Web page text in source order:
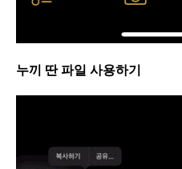
누끼 딴 파일 사용하기